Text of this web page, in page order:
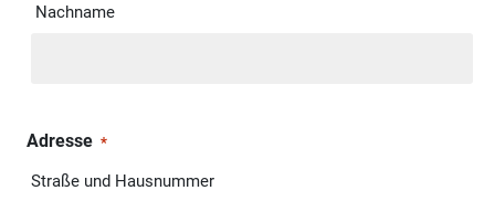
Nachname
Adresse *
Straße und Hausnummer